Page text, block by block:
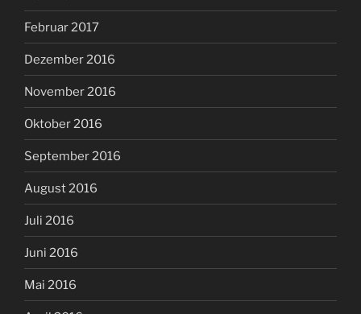
Februar 2017
Dezember 2016
November 2016
Oktober 2016
September 2016
August 2016
Juli 2016
Juni 2016
Mai 2016